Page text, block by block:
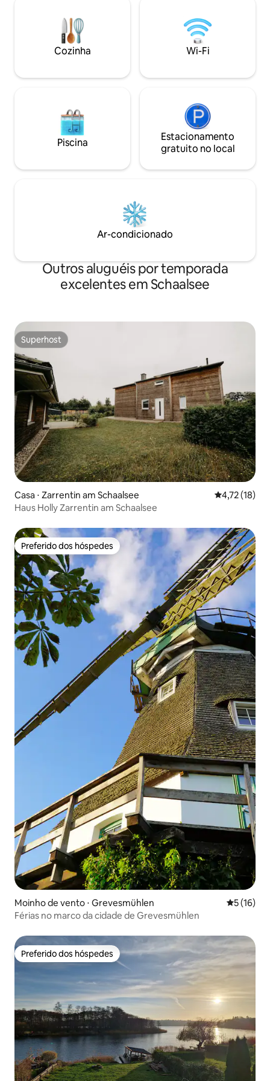
estão disponíveis (ver fotos). Outros:
Máquina de lavar e secar roupa
mediante acordo, cada € 5, -
hóspedes
mas também é
Estamos ansiosos
família Behrens
Cozinha Wi-Fi
Piscina
Estacionamento
gratuito no local
Ar-condicionado
Outros aluguéis por temporada
excelentes em Schaalsee
Superhost
Superhost
Casa ⋅ Zarrentin am Schaalsee 4,72 de uma
4,72 (18)
Haus Holly Zarrentin am Schaalsee
Preferido dos hóspedes
Preferido dos hóspedes
Moinho de vento ⋅ Grevesmühlen 5 de uma
5 (16)
Férias no marco da cidade de Grevesmühlen
Preferido dos hóspedes
Preferido dos hóspedes